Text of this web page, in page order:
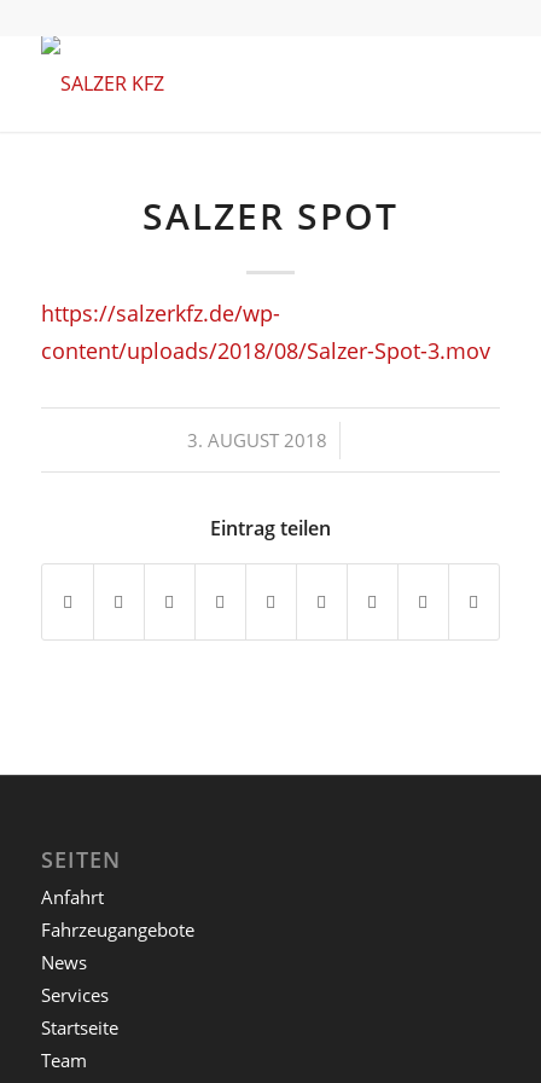
SALZER SPOT
https://salzerkfz.de/wp-
content/uploads/2018/08/Salzer-Spot-3.mov
3. AUGUST 2018
/
Eintrag teilen
SEITEN
Anfahrt
Fahrzeugangebote
News
Services
Startseite
Team